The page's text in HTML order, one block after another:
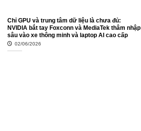
Chỉ GPU và trung tâm dữ liệu là chưa đủ:
NVIDIA bắt tay Foxconn và MediaTek thâm nhập
sâu vào xe thông minh và laptop AI cao cấp
02/06/2026